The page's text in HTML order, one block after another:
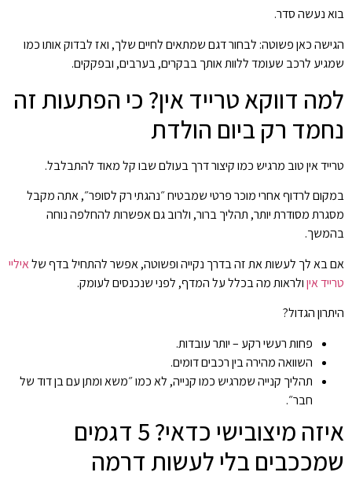
בוא נעשה סדר.
הגישה כאן פשוטה: לבחור דגם שמתאים לחיים שלך, ואז לבדוק אותו כמו
שמגיע לרכב שעומד ללוות אותך בבקרים, בערבים, ובפקקים.
למה דווקא טרייד אין? כי הפתעות זה
נחמד רק ביום הולדת
טרייד אין טוב מרגיש כמו קיצור דרך בעולם שבו קל מאוד להתבלבל.
במקום לרדוף אחרי מוכר פרטי שמבטיח ״נהגתי רק לסופר״, אתה מקבל
מסגרת מסודרת יותר, תהליך ברור, ולרוב גם אפשרות להחלפה נוחה
בהמשך.
אם בא לך לעשות את זה בדרך נקייה ופשוטה, אפשר להתחיל בדף שלאיליי
טרייד איןולראות מה בכלל על המדף, לפני שנכנסים לעומק.
היתרון הגדול?
פחות רעשי רקע – יותר עובדות.
השוואה מהירה בין רכבים דומים.
תהליך קנייה שמרגיש כמו קנייה, לא כמו ״משא ומתן עם בן דוד של
חבר״.
איזה מיצובישי כדאי? 5 דגמים
שמככבים בלי לעשות דרמה